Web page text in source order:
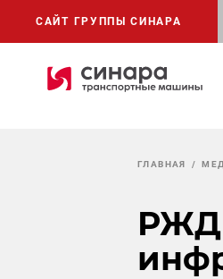
САЙТ ГРУППЫ СИНАРА
ГЛАВНАЯ
РЖД